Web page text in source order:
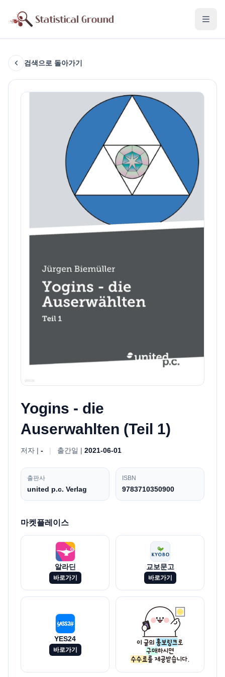
검색으로 돌아가기
Yogins - die
Auserwahlten (Teil 1)
저자 | - | 출간일 | 2021-06-01
출판사
united p.c. Verlag
ISBN
9783710350900
마켓플레이스
알라딘
바로가기
교보문고
바로가기
YES24
바로가기